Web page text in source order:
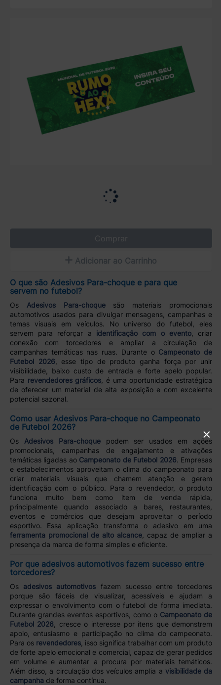
Comprar
Adicionar ao Carrinho
O que são Adesivos Para-choque e para que
servem no futebol?
Os Adesivos Para-choquesão materiais promocionais
automotivos usados para divulgar mensagens, campanhas e
temas visuais em veículos. No universo do futebol, eles
servem para reforçar a identificação com o evento, criar
conexão com torcedores e ampliar a circulação de
campanhas temáticas nas ruas. Durante o Campeonato de
Futebol 2026 , esse tipo de produto ganha força por unir
visibilidade, baixo custo de entrada e forte apelo popular.
Para revendedores gráficos , é uma oportunidade estratégica
de oferecer um material de alta exposição e com excelente
potencial sazonal.
Como usar Adesivos Para-choque no Campeonato
de Futebol 2026?
Os Adesivos Para-choquepodem ser usados em ações
promocionais, campanhas de engajamento e ativações
temáticas ligadas ao Campeonato de Futebol 2026. Empresas
e estabelecimentos aproveitam o clima do campeonato para
criar materiais visuais que chamem atenção e gerem
identificação com o público. Para o revendedor, o produto
funciona muito bem como item de venda rápida,
principalmente quando associado a bares, restaurantes,
eventos e comércios que desejam aproveitar o período
esportivo. Essa aplicação transforma o adesivo em uma
ferramenta promocional de alto alcance , capaz de ampliar a
presença da marca de forma simples e eficiente.
Por que adesivos automotivos fazem sucesso entre
torcedores?
Os adesivos automotivos fazem sucesso entre torcedores
porque são fáceis de visualizar, acessíveis e ajudam a
expressar o envolvimento com o futebol de forma imediata.
Durante grandes eventos esportivos, como o Campeonato de
Futebol 2026 , cresce o interesse por itens que demonstrem
apoio, entusiasmo e participação no clima do campeonato.
Para os revendedores, isso significa trabalhar com um produto
de forte apelo emocional e comercial, capaz de gerar pedidos
em volume e aumentar a procura por materiais temáticos.
Além disso, a circulação dos veículos amplia a visibilidade da
campanhade forma contínua.
×